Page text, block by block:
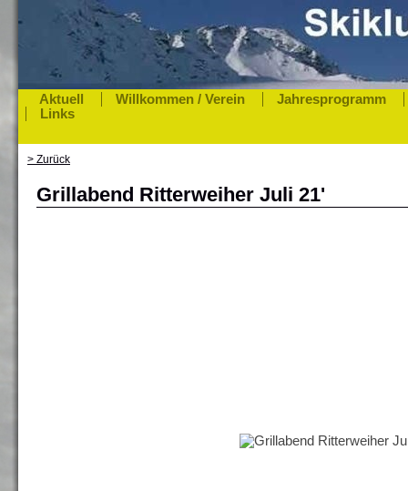
Aktuell Willkommen / Verein
Jahresprogramm
Links
> Zurück
Grillabend Ritterweiher Juli 21'